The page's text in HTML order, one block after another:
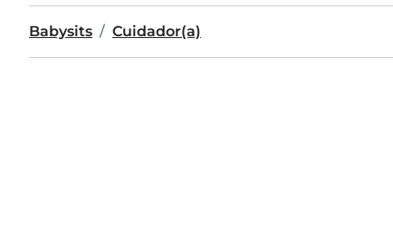
Babysits Cuidador(a)